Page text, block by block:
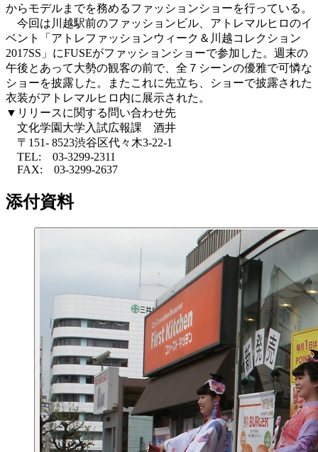
からモデルまでを務めるファッションショーを行っている。
今回は川越駅前のファッションビル、アトレマルヒロのイ
ベント「アトレファッションウィーク＆川越コレクション
2017SS」にFUSEがファッションショーで参加した。週末の
午後とあって大勢の観客の前で、全７シーンの優雅で可憐な
ショーを披露した。またこれに先立ち、ショーで披露された
衣装がアトレマルヒロ内に展示された。
▼リリースに関する問い合わせ先
文化学園大学入試広報課 酒井
〒151- 8523渋谷区代々木3-22-1
TEL: 03-3299-2311
FAX: 03-3299-2637
添付資料